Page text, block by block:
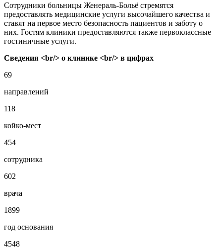
Сотрудники больницы Женераль-Больё стремятся
предоставлять медицинские услуги высочайшего качества и
ставят на первое место безопасность пациентов и заботу о
них. Гостям клиники предоставляются также первоклассные
гостиничные услуги.
Сведения <br/> о клинике <br/> в цифрах
69
направлений
118
койко-мест
454
сотрудника
602
врача
1899
год основания
4548